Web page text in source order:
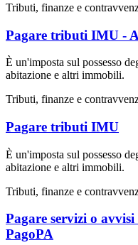
Tributi, finanze e
Pagare tributi IMU -
È un'imposta sul possesso
abitazione e altri immobili.
Tributi, finanze e
Pagare tributi IMU
È un'imposta sul possesso
abitazione e altri immobili.
Tributi, finanze e
Pagare servizi o
PagoPA